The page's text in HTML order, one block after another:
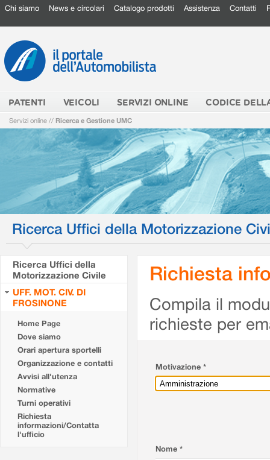
Chi siamo News e circolari Catalogo prodotti Assistenza Contatti
PATENTI VEICOLI SERVIZI ONLINE CODICE
Servizi online // Ricerca e Gestione UMC
Ricerca Uffici della Motorizzazione
Ricerca Uffici della
Motorizzazione Civile
UFF. MOT. CIV. DI
FROSINONE
Home Page
Dove siamo
Orari apertura sportelli
Organizzazione e contatti
Avvisi all'utenza
Normative
Turni operativi
Richiesta
informazioni/Contatta
l'ufficio
Richiesta
Compila il
richieste per
Motivazione *
Nome *